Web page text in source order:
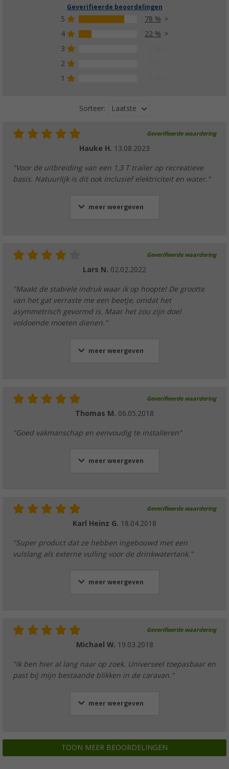
Geverifieerde beoordelingen
5
78 %
4
22 %
3
2
1
Sorteer: Laatste
Geverifieerde waardering
Hauke H. 13.08.2023
"Voor de uitbreiding van een 1,3 T trailer op recreatieve
basis. Natuurlijk is dit ook inclusief elektriciteit en water."
meer weergeven
Geverifieerde waardering
Lars N. 02.02.2022
"Maakt de stabiele indruk waar ik op hoopte! De grootte
van het gat verraste me een beetje, omdat het
asymmetrisch gevormd is. Maar het zou zijn doel
voldoende moeten dienen."
meer weergeven
Geverifieerde waardering
Thomas M. 06.05.2018
"Goed vakmanschap en eenvoudig te installeren"
meer weergeven
Geverifieerde waardering
Karl Heinz G. 18.04.2018
"Super product dat ze hebben ingebouwd met een
vulslang als externe vulling voor de drinkwatertank."
meer weergeven
Geverifieerde waardering
Michael W. 19.03.2018
"Ik ben hier al lang naar op zoek. Universeel toepasbaar en
past bij mijn bestaande blikken in de caravan."
meer weergeven
TOON MEER BEOORDELINGEN